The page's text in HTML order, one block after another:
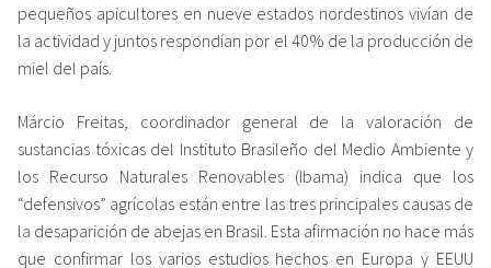
pequeños apicultores en nueve estados nordestinos vivían de
la actividad y juntos respondían por el 40% de la producción de
miel del país.
Márcio Freitas, coordinador general de la valoración de
sustancias tóxicas del Instituto Brasileño del Medio Ambiente y
los Recurso Naturales Renovables (Ibama) indica que los
“defensivos” agrícolas están entre las tres principales causas de
la desaparición de abejas en Brasil. Esta afirmación no hace más
que confirmar los varios estudios hechos en Europa y EEUU